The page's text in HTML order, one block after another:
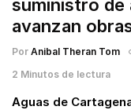
suministro de
avanzan
Por Anibal Theran Tom
2 Minutos de lectura
Aguas de